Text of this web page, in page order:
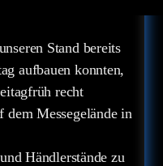
Stand bereits
aufbauen konnten,
recht
dem Messegelände in
Händlerstände zu